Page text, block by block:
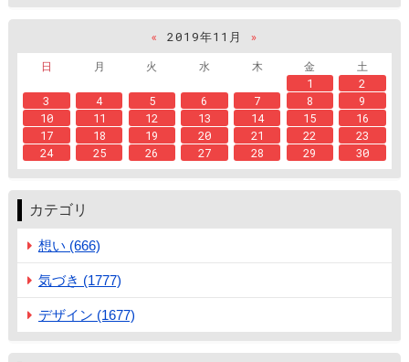
« 2019年11月
»
日
月 火 水 木 金
土
1
2
3
4 5 6 7 8
9
10
11 12 13 14 15
16
17
18 19 20 21 22
23
24
25 26 27 28 29 30
カテゴリ
想い (666)
気づき (1777)
デザイン (1677)